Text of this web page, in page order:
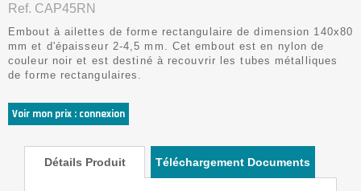
Ref. CAP45RN
Embout à ailettes de forme rectangulaire de dimension 140x80
mm et d'épaisseur 2-4,5 mm. Cet embout est en nylon de
couleur noir et est destiné à recouvrir les tubes métalliques
de forme rectangulaires.
Voir mon prix : connexion
Détails Produit Téléchargement Documents